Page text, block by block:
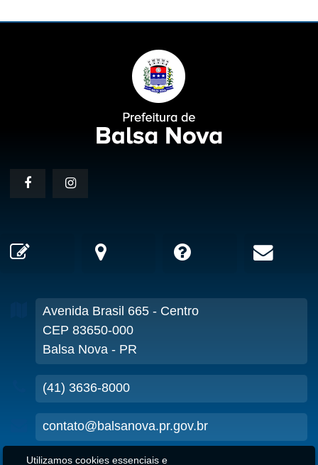
Avenida Brasil 665 - Centro
CEP 83650-000
Balsa Nova - PR
(41) 3636-8000
contato@balsanova.pr.gov.br
Utilizamos cookies essenciais e